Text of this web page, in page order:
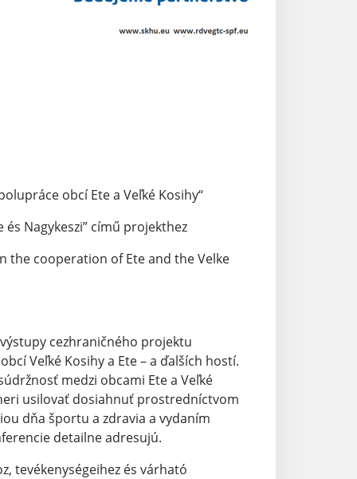
obcí Ete a Veľké Kosihy“
Nagykeszi” című projekthez
the cooperation of Ete and the Velke
cezhraničného projektu
Veľké Kosihy a Ete – a ďalších hostí.
medzi obcami Ete a Veľké
usilovať dosiahnuť prostredníctvom
dňa športu a zdravia a vydaním
detailne adresujú.
tevékenységeihez és várható